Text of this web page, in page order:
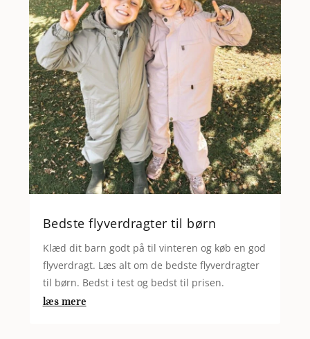
Bedste flyverdragter til børn
Klæd dit barn godt på til vinteren og køb en god
flyverdragt. Læs alt om de bedste flyverdragter
til børn. Bedst i test og bedst til prisen.
læs mere